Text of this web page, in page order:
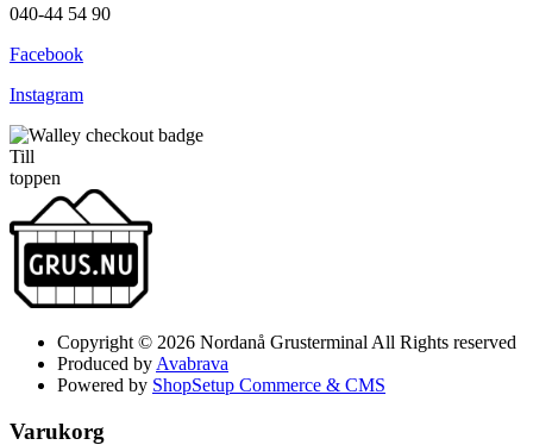
040-44 54 90
Facebook
Instagram
Till
toppen
Copyright © 2026 Nordanå Grusterminal All Rights reserved
Produced byAvabrava
Powered by ShopSetup Commerce & CMS
Varukorg